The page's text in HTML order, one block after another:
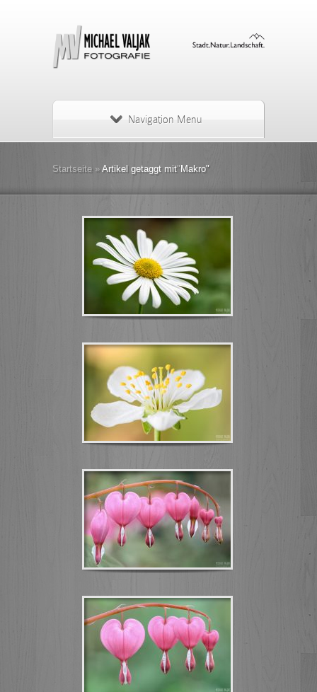
Navigation Menu
Startseite » Artikel getaggt mit"Makro"